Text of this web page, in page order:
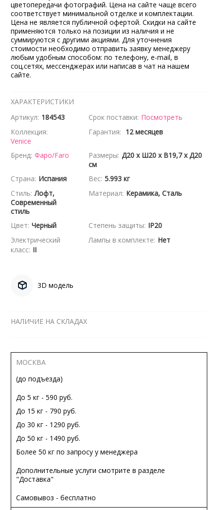
цветопередачи фотографий. Цена на сайте чаще всего
соответствует минимальной отделке и комплектации.
Цена не является публичной офертой. Скидки на сайте
применяются только на позиции из наличия и не
суммируются с другими акциями. Для уточнения
стоимости необходимо отправить заявку менеджеру
любым удобным способом: по телефону, e-mail, в
соц.сетях, мессенджерах или написав в чат на нашем
сайте.
ХАРАКТЕРИСТИКИ
Артикул: 184543 Срок поставки: Посмотреть
Коллекция:
Venice
Гарантия: 12 месяцев
Бренд: Фаро/Faro Размеры: Д20 x Ш20 x В19,7 x Д20
см
Страна: Испания Вес: 5.993 кг
Стиль: Лофт,
Современный
стиль
Материал: Керамика, Сталь
Цвет: Черный Степень защиты: IP20
Электрический
класс: II
Лампы в комплекте: Нет
3D модель
НАЛИЧИЕ НА СКЛАДАХ
МОСКВА
(до подъезда)
До 5 кг - 590 руб.
До 15 кг - 790 руб.
До 30 кг - 1290 руб.
До 50 кг - 1490 руб.
Более 50 кг по запросу у менеджера
Дополнительные услуги смотрите в разделе
"Доставка"
Самовывоз - бесплатно